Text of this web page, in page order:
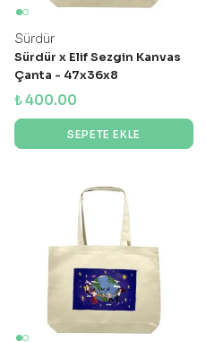
Sürdür
Sürdür x Elif Sezgin Kanvas
Çanta - 47x36x8
₺ 400.00
SEPETE EKLE